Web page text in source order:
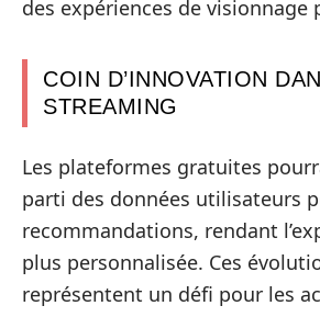
des expériences de visionnage
COIN D’INNOVATION
STREAMING
Les plateformes gratuites
parti des données utilisateurs
recommandations, rendant
plus personnalisée. Ces
représentent un défi pour les